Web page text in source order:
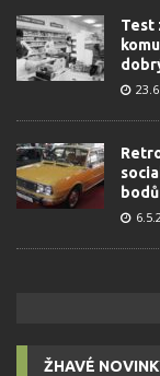
Test
bodů
ŽHAVÉ